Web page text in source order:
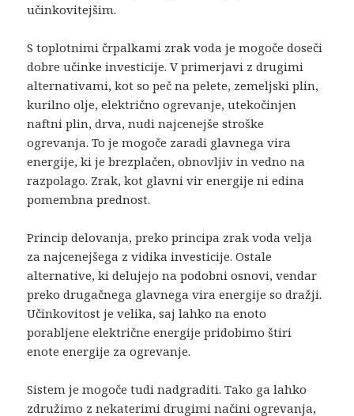
učinkovitejšim.
S toplotnimi črpalkami zrak voda je mogoče doseči
dobre učinke investicije. V primerjavi z drugimi
alternativami, kot so peč na pelete, zemeljski plin,
kurilno olje, električno ogrevanje, utekočinjen
naftni plin, drva, nudi najcenejše stroške
ogrevanja. To je mogoče zaradi glavnega vira
energije, ki je brezplačen, obnovljiv in vedno na
razpolago. Zrak, kot glavni vir energije ni edina
pomembna prednost.
Princip delovanja, preko principa zrak voda velja
za najcenejšega z vidika investicije. Ostale
alternative, ki delujejo na podobni osnovi, vendar
preko drugačnega glavnega vira energije so dražji.
Učinkovitost je velika, saj lahko na enoto
porabljene električne energije pridobimo štiri
enote energije za ogrevanje.
Sistem je mogoče tudi nadgraditi. Tako ga lahko
združimo z nekaterimi drugimi načini ogrevanja,